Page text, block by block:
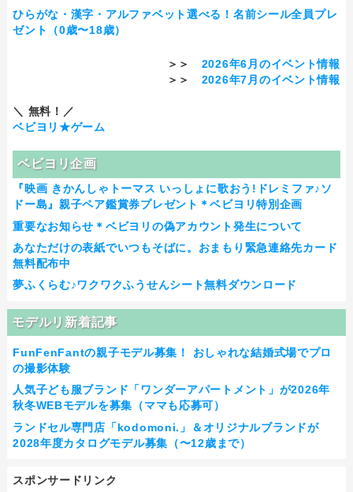
ひらがな・漢字・アルファベット選べる！名前シール全員プレ
ゼント（0歳〜18歳）
＞＞ 2026年6月のイベント情報
＞＞ 2026年7月のイベント情報
＼ 無料！／
ベビヨリ★ゲーム
ベビヨリ企画
『映画 きかんしゃトーマス いっしょに歌おう!ドレミファ♪ソ
ドー島』親子ペア鑑賞券プレゼント＊ベビヨリ特別企画
重要なお知らせ＊ベビヨリの偽アカウント発生について
あなただけの表紙でいつもそばに。おまもり緊急連絡先カード
無料配布中
夢ふくらむ♪ワクワクふうせんシート無料ダウンロード
モデルリ新着記事
FunFenFantの親子モデル募集！ おしゃれな結婚式場でプロ
の撮影体験
人気子ども服ブランド「ワンダーアパートメント」が2026年
秋冬WEBモデルを募集（ママも応募可）
ランドセル専門店「kodomoni.」＆オリジナルブランドが
2028年度カタログモデル募集（〜12歳まで）
スポンサードリンク